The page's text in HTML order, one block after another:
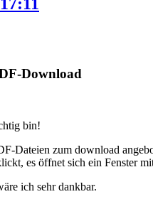
Download
bin!
Dateien zum download
es öffnet sich ein Fenster
ich sehr dankbar.